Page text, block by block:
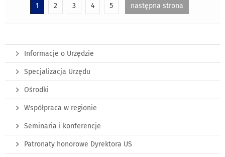
1 2 3 4 5 następna strona
Informacje o Urzędzie
Specjalizacja Urzędu
Ośrodki
Współpraca w regionie
Seminaria i konferencje
Patronaty honorowe Dyrektora US